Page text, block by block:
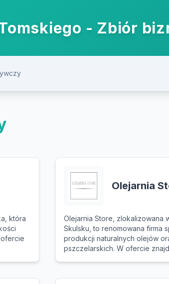
- Zbiór
która
Olejarnia
Olejarnia Store, zlokalizowana
Skulsku, to renomowana firma
produkcji naturalnych olejów
pszczelarskich. W ofercie